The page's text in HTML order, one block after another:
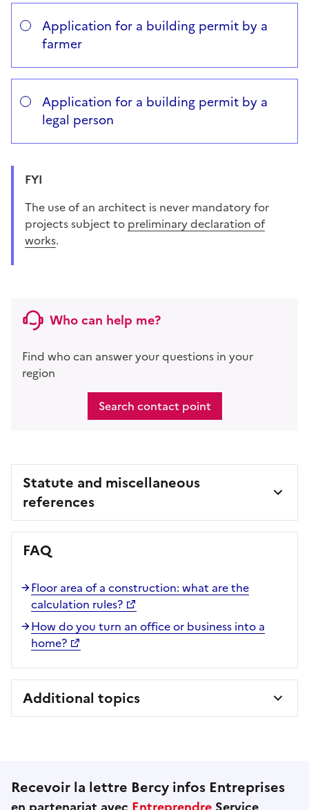
Application for a building permit by a
farmer
Application for a building permit by a
legal person
FYI
The use of an architect is never mandatory for
projects subject to preliminary declaration of
works.
Who can help me?
Find who can answer your questions in your
region
Search contact point
Statute and miscellaneous
references
FAQ
Floor area of a construction: what are the
calculation rules?
How do you turn an office or business into a
home?
Additional topics
Recevoir la lettre Bercy infos Entreprises